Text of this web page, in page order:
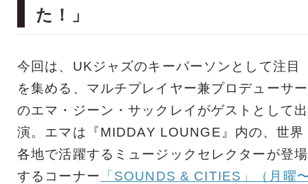
た！」
今回は、UKジャズのキーパーソンとして注目
を集める、マルチプレイヤー兼プロデューサー
のエマ・ジーン・サックレイがゲストとして出
演。エマは『MIDDAY LOUNGE』内の、世界
各地で活躍するミュージックセレクターが登場
するコーナー 「SOUNDS & CITIES」（月曜